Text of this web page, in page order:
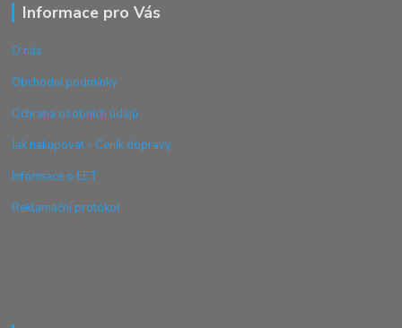
Informace pro Vás
O nás
Obchodní podmínky
Ochrana osobních údajů
Jak nakupovat - Ceník dopravy
Informace o EET
Reklamační protokol